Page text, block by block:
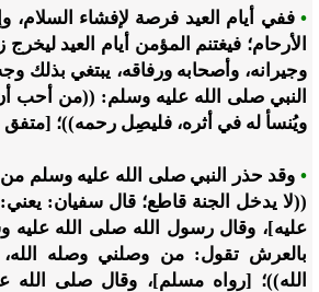
• ففي أيام العيد فرصة لإفشاء السلام،
الأرحام؛ فيغتنم المؤمن أيام العيد ليخرج
وجيرانه، وأصحابه ورفاقه، يبتغي بذلك
النبي صلى الله عليه وسلم: ((من أحب
ويُنسأ له في أثره، فليصِل رحمه))؛ [متفق
• وقد حذر النبي صلى الله عليه وسلم من
((لا يدخل الجنة قاطع؛ قال سفيان:
عليه]، وقال رسول الله صلى الله عليه
بالعرش تقول: من وصلني وصله
الله))؛ [رواه مسلم]، وقال صلى الله